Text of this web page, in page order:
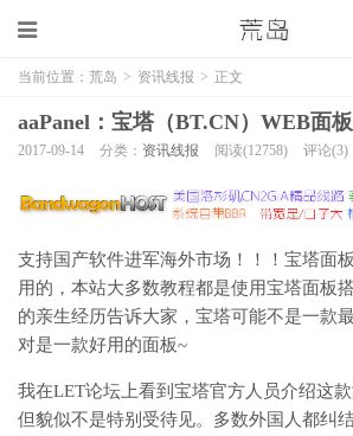
当前位置： 荒岛 > 资讯线报 > 正文
aaPanel：宝塔（BT.CN）WEB面
2017-09-14 分类： 资讯线报 阅读(12758) 评论(3)
支持国产软件进军海外市场！！！宝塔面
用的，本站大多数教程都是使用宝塔面板
的亲生经历告诉大家，宝塔可能不是一款
对是一款好用的面板~
我在LET论坛上看到宝塔官方人员介绍这
但貌似不是特别受待见。多数外国人都纠